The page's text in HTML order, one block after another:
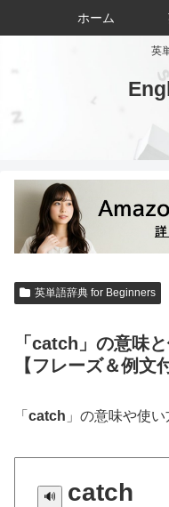
英
ホーム
英単語辞典 for Beginners
「catch」の意味
【フレーズ＆例文
「 catch 」の意味や使
catch